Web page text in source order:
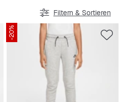
Filtern & Sortieren
-20%